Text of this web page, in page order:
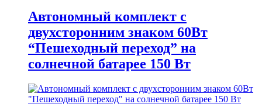
Автономный комплект с
двухсторонним знаком 60Вт
“Пешеходный переход” на
солнечной батарее 150 Вт